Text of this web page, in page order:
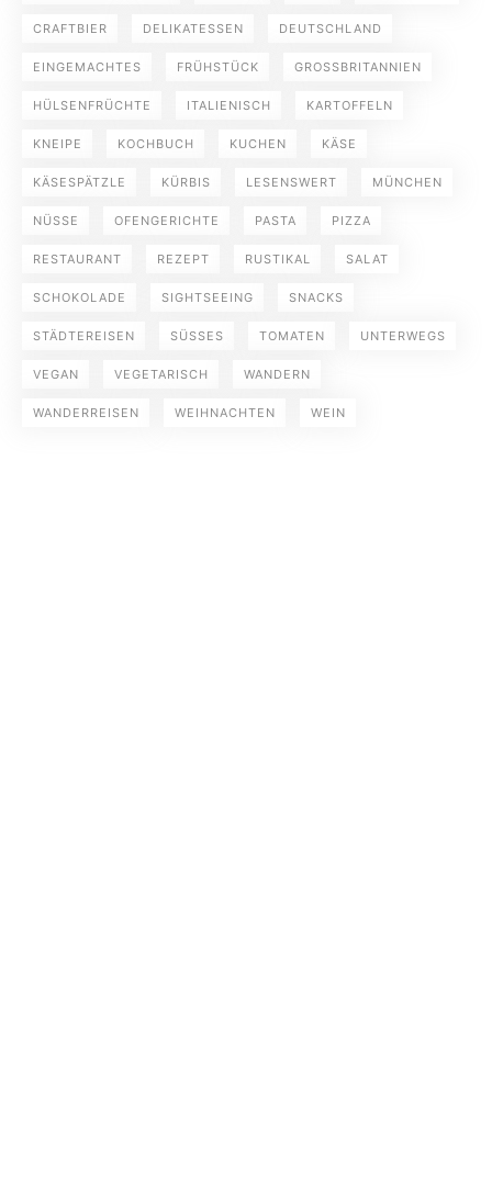
CRAFTBIER DELIKATESSEN DEUTSCHLAND
EINGEMACHTES FRÜHSTÜCK GROSSBRITANNIEN
HÜLSENFRÜCHTE ITALIENISCH KARTOFFELN
KNEIPE KOCHBUCH KUCHEN KÄSE
KÄSESPÄTZLE KÜRBIS LESENSWERT MÜNCHEN
NÜSSE OFENGERICHTE PASTA PIZZA
RESTAURANT REZEPT RUSTIKAL SALAT
SCHOKOLADE SIGHTSEEING SNACKS
STÄDTEREISEN SÜSSES TOMATEN UNTERWEGS
VEGAN VEGETARISCH WANDERN
WANDERREISEN WEIHNACHTEN WEIN